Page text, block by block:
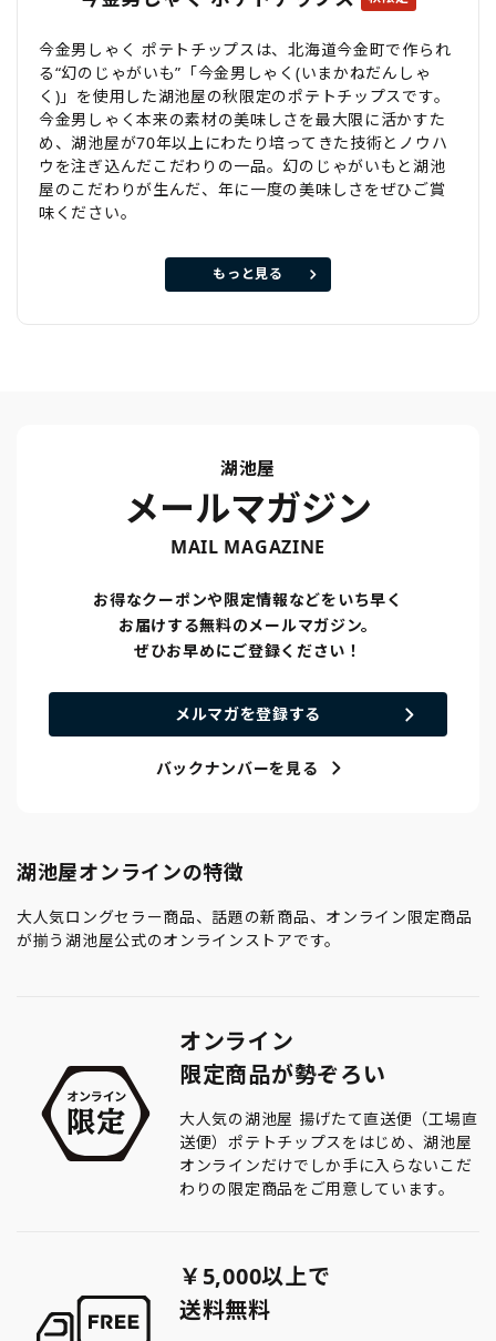
今金男しゃく ポテトチップスは、北海道今金町で作られ
る“幻のじゃがいも”「今金男しゃく(いまかねだんしゃ
く)」を使用した湖池屋の秋限定のポテトチップスです。
今金男しゃく本来の素材の美味しさを最大限に活かすた
め、湖池屋が70年以上にわたり培ってきた技術とノウハ
ウを注ぎ込んだこだわりの一品。幻のじゃがいもと湖池
屋のこだわりが生んだ、年に一度の美味しさをぜひご賞
味ください。
もっと見る
湖池屋
メールマガジン
MAIL MAGAZINE
お得なクーポンや限定情報などをいち早く
お届けする無料のメールマガジン。
ぜひお早めにご登録ください！
メルマガを登録する
バックナンバーを見る
湖池屋オンラインの特徴
大人気ロングセラー商品、話題の新商品、オンライン限定商品
が揃う湖池屋公式のオンラインストアです。
オンライン
限定商品が勢ぞろい
大人気の湖池屋 揚げたて直送便（工場直
送便）ポテトチップスをはじめ、湖池屋
オンラインだけでしか手に入らないこだ
わりの限定商品をご用意しています。
￥5,000以上で
送料無料